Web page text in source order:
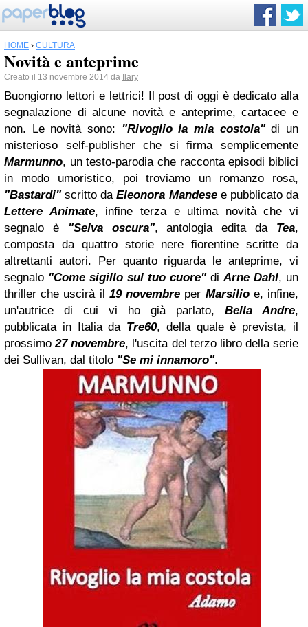
HOME › CULTURA
Novità e anteprime
Creato il 13 novembre 2014 da Ilary
Buongiorno lettori e lettrici! Il post di oggi è dedicato alla
segnalazione di alcune novità e anteprime, cartacee e
non. Le novità sono: "Rivoglio la mia costola"di un
misterioso self-publisher che si firma semplicemente
Marmunno, un testo-parodia che racconta episodi biblici
in modo umoristico, poi troviamo un romanzo rosa,
"Bastardi"scritto daEleonora Mandesee pubblicato da
Lettere Animate, infine terza e ultima novità che vi
segnalo è "Selva oscura", antologia edita da Tea,
composta da quattro storie nere fiorentine scritte da
altrettanti autori. Per quanto riguarda le anteprime, vi
segnalo "Come sigillo sul tuo cuore"diArne Dahl, un
thriller che uscirà il 19 novembre per Marsilioe, infine,
un'autrice di cui vi ho già parlato, Bella Andre,
pubblicata in Italia da Tre60, della quale è prevista, il
prossimo27 novembre, l'uscita del terzo libro della serie
dei Sullivan, dal titolo "Se mi innamoro".